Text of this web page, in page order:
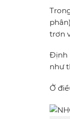
trơn
Định
như
Ở